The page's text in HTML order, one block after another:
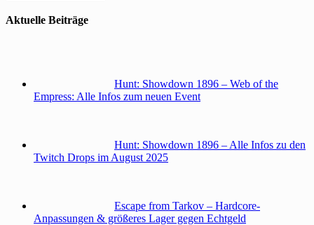
Aktuelle Beiträge
Hunt: Showdown 1896 – Web of the
Empress: Alle Infos zum neuen Event
Hunt: Showdown 1896 – Alle Infos zu den
Twitch Drops im August 2025
Escape from Tarkov – Hardcore-
Anpassungen & größeres Lager gegen Echtgeld